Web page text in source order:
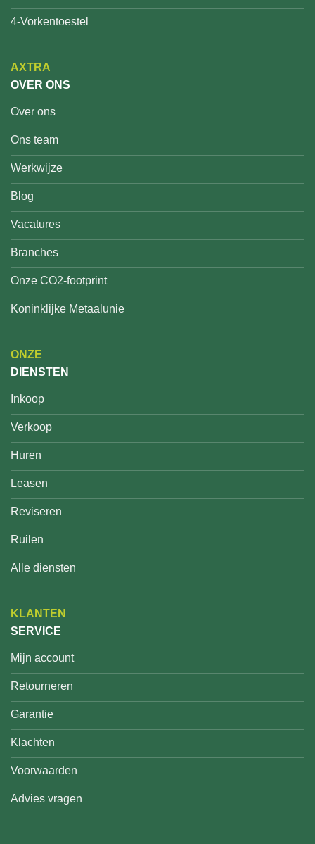
4-Vorkentoestel
AXTRA
OVER ONS
Over ons
Ons team
Werkwijze
Blog
Vacatures
Branches
Onze CO2-footprint
Koninklijke Metaalunie
ONZE
DIENSTEN
Inkoop
Verkoop
Huren
Leasen
Reviseren
Ruilen
Alle diensten
KLANTEN
SERVICE
Mijn account
Retourneren
Garantie
Klachten
Voorwaarden
Advies vragen